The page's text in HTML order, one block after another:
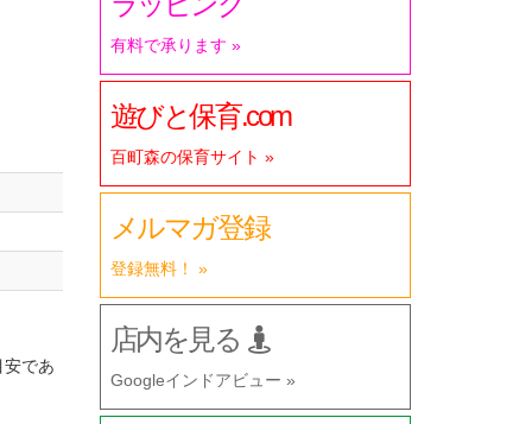
安であ
有料で承ります »
遊びと保育.com
百町森の保育サイト »
メルマガ登録
登録無料！ »
店内を見る
Googleインドアビュー »